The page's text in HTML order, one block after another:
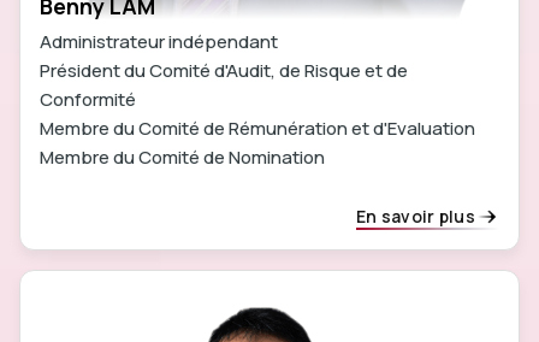
Benny LAM
Administrateur indépendant
Président du Comité d'Audit, de Risque et de
Conformité
Membre du Comité de Rémunération et d'Evaluation
Membre du Comité de Nomination
En savoir plus